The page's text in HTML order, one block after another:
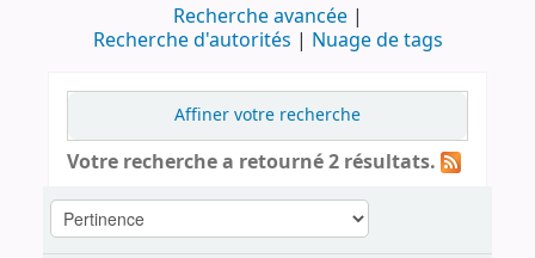
Recherche avancée
Recherche d'autorités
Nuage de tags
Affiner votre recherche
Votre recherche a retourné 2 résultats.